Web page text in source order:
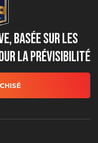
basée sur les
la prévisibilité